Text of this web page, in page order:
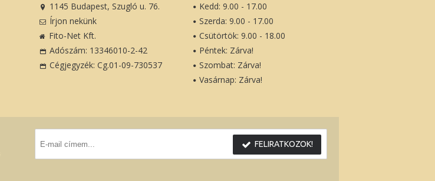
1145 Budapest, Szugló u. 76.
Írjon nekünk
Fito-Net Kft.
Adószám: 13346010-2-42
Cégjegyzék: Cg.01-09-730537
Kedd: 9.00 - 17.00
Szerda: 9.00 - 17.00
Csütörtök: 9.00 - 18.00
Péntek: Zárva!
Szombat: Zárva!
Vasárnap: Zárva!
FELIRATKOZOK!